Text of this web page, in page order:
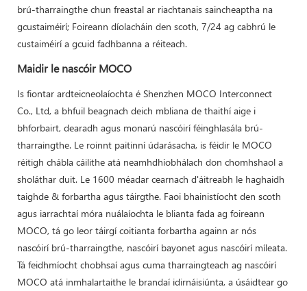
brú-tharraingthe chun freastal ar riachtanais saincheaptha na
gcustaiméirí; Foireann díolacháin den scoth, 7/24 ag cabhrú le
custaiméirí a gcuid fadhbanna a réiteach.
Maidir le nascóir MOCO
Is fiontar ardteicneolaíochta é Shenzhen MOCO Interconnect
Co., Ltd, a bhfuil beagnach deich mbliana de thaithí aige i
bhforbairt, dearadh agus monarú nascóirí féinghlasála brú-
tharraingthe. Le roinnt paitinní údarásacha, is féidir le MOCO
réitigh chábla cáilithe atá neamhdhíobhálach don chomhshaol a
sholáthar duit. Le 1600 méadar cearnach d'áitreabh le haghaidh
taighde & forbartha agus táirgthe. Faoi bhainistíocht den scoth
agus iarrachtaí móra nuálaíochta le blianta fada ag foireann
MOCO, tá go leor táirgí coitianta forbartha againn ar nós
nascóirí brú-tharraingthe, nascóirí bayonet agus nascóirí míleata.
Tá feidhmíocht chobhsaí agus cuma tharraingteach ag nascóirí
MOCO atá inmhalartaithe le brandaí idirnáisiúnta, a úsáidtear go